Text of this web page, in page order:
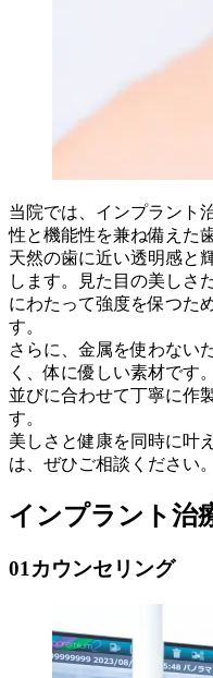
当院では、インプラント
性と機能性を兼ね備えた
天然の歯に近い透明感と
します。見た目の美しさ
にわたって強度を保つた
す。
さらに、金属を使わない
く、体に優しい素材です
並びに合わせて丁寧に作
す。
美しさと健康を同時に叶
は、ぜひご相談ください。
インプラント治
01 カウンセリング